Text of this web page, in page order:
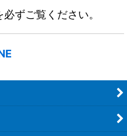
必ずご覧ください。